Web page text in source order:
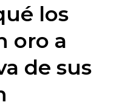
los
oro a
de sus